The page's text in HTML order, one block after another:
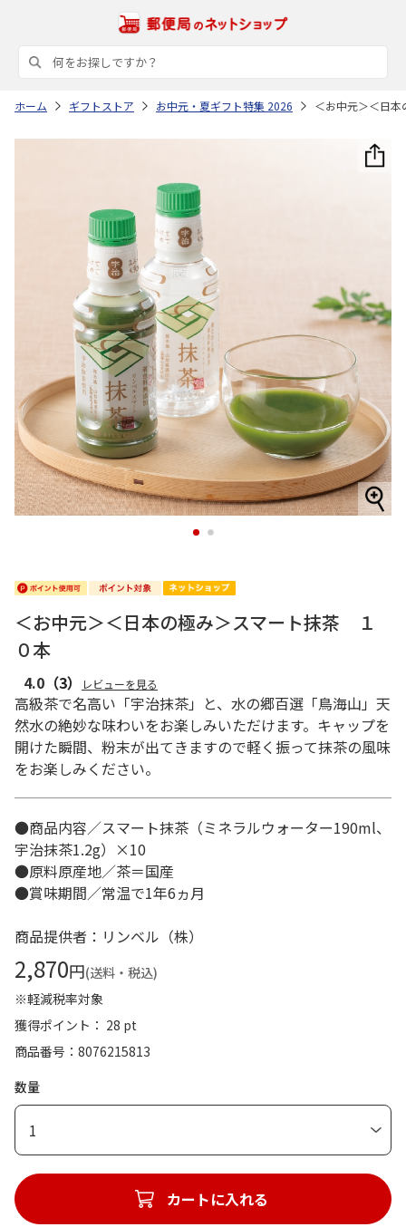
ホーム ギフトストア お中元・夏ギフト特集 2026 ＜お中元＞＜日
1 2
＜お中元＞＜日本の極み＞スマート抹茶 １
０本
4.0 （3） レビューを見る
高級茶で名高い「宇治抹茶」と、水の郷百選「鳥海山」天
然水の絶妙な味わいをお楽しみいただけます。キャップを
開けた瞬間、粉末が出てきますので軽く振って抹茶の風味
をお楽しみください。
●商品内容／スマート抹茶（ミネラルウォーター190ml、
宇治抹茶1.2g）×10
●原料原産地／茶＝国産
●賞味期間／常温で1年6ヵ月
商品提供者：リンベル（株）
2,870円(送料・税込)
※軽減税率対象
獲得ポイント： 28 pt
商品番号
8076215813
数量
1
カートに入れる